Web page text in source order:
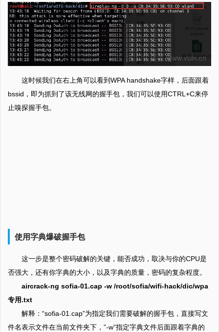
这时候我们在右上角可以看到WPA handshake字样，后面跟着
bssid，即为抓到了该无线网的握手包，我们可以使用CTRL+C来停
止嗅探握手包。
使用字典爆破握手包
这一步是整个密码破解的关键，能否成功，取决与你的CPU是
否强大，还有你字典的大小，以及字典的质量，密码的复杂程度。
aircrack-ng sofia-01.cap -w /root/sofia/wifi-hack/dic/wpa
专用.txt
解释：“sofia-01.cap”为指定我们需要破解的握手包，直接写文
件名表示文件在当前文件夹下，”-w”指定字典文件后面跟着字典的